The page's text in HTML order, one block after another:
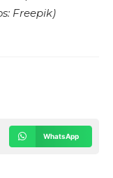
Freepik)
WhatsApp